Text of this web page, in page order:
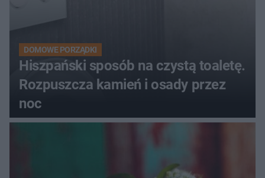
DOMOWE PORZĄDKI
Hiszpański sposób na czystą toaletę.
Rozpuszcza kamień i osady przez
noc